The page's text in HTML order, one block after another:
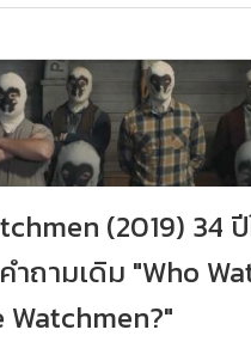
(2019) 34
ำถามเดิม "Who
Watchmen?"